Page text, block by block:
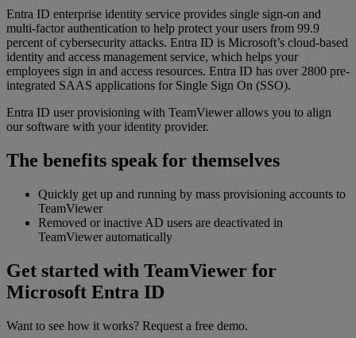
Entra ID enterprise identity service provides single sign-on and
multi-factor authentication to help protect your users from 99.9
percent of cybersecurity attacks. Entra ID is Microsoft’s cloud-based
identity and access management service, which helps your
employees sign in and access resources. Entra ID has over 2800 pre-
integrated SAAS applications for Single Sign On (SSO).
Entra ID user provisioning with TeamViewer allows you to align
our software with your identity provider.
The benefits speak for themselves
Quickly get up and running by mass provisioning accounts to
TeamViewer
Removed or inactive AD users are deactivated in
TeamViewer automatically
Get started with TeamViewer for
Microsoft Entra ID
Want to see how it works? Request a free demo.